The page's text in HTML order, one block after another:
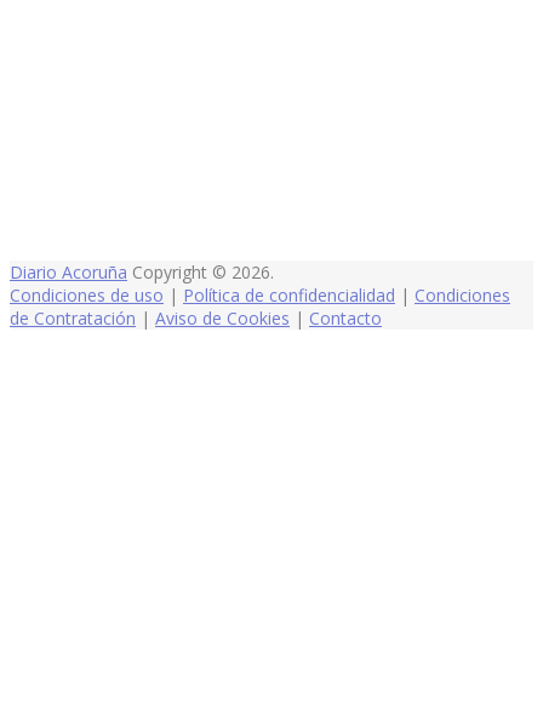
Diario Acoruña Copyright © 2026.
Condiciones de uso | Política de confidencialidad | Condiciones
de Contratación | Aviso de Cookies | Contacto